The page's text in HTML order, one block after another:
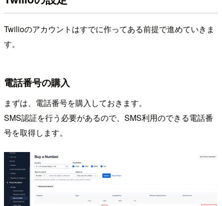
Twilioのアカウントはすでに作ってある前提で進めていきま
す。
電話番号の購入
まずは、電話番号を購入しておきます。
SMS認証を行う必要があるので、SMS利用のできる電話番
号を取得します。